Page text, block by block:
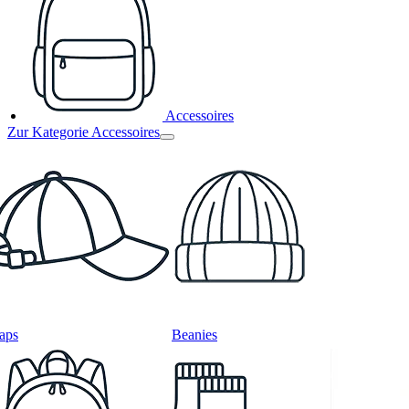
Accessoires
Zur Kategorie Accessoires
Beanies